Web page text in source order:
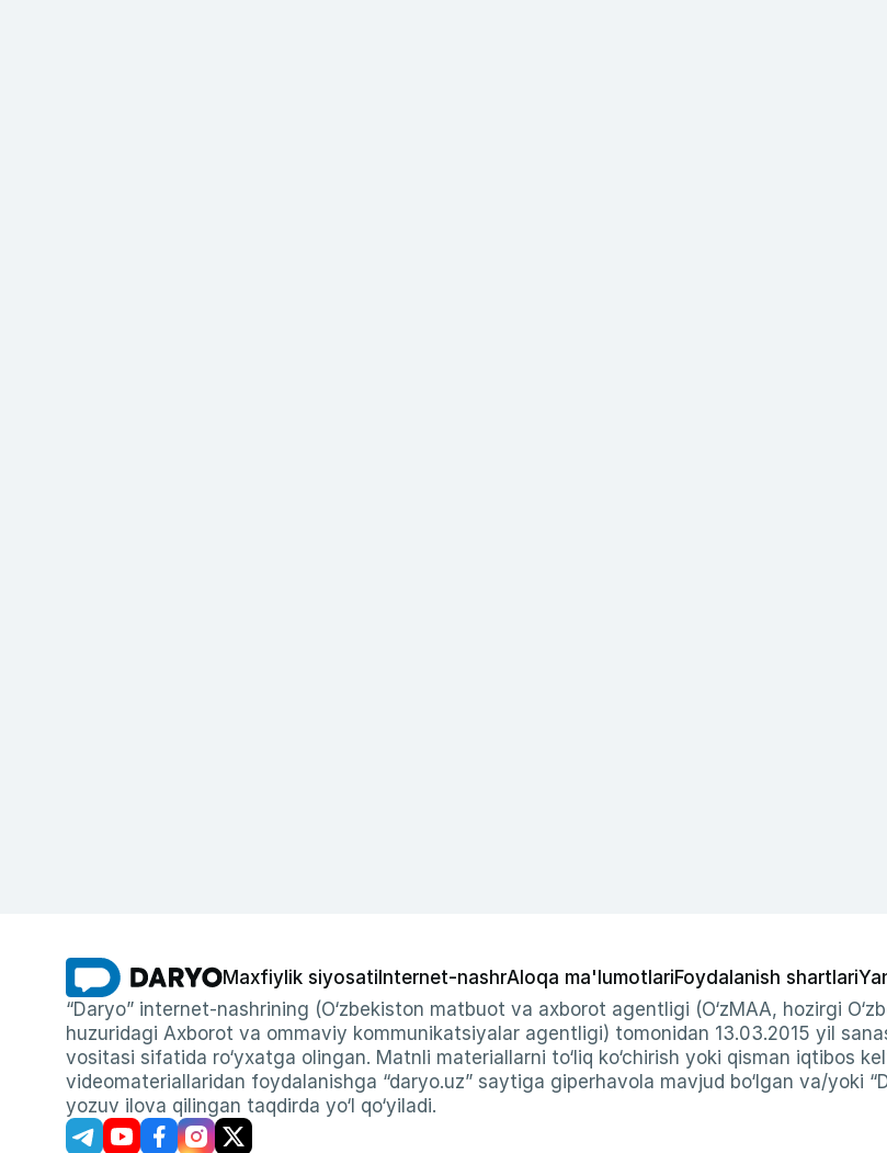
Maxfiylik siyosati Internet-nashrAloqa ma'lumotlariFoydalanish shartlari
“Daryo” internet-nashrining (O‘zbekiston matbuot va axborot agentligi (O‘zMAA, hozirgi
huzuridagi Axborot va ommaviy kommunikatsiyalar agentligi) tomonidan 13.03.2015 yil
vositasi sifatida ro‘yxatga olingan. Matnli materiallarni to‘liq ko‘chirish yoki qisman iqtibos
videomateriallaridan foydalanishga “daryo.uz” saytiga giperhavola mavjud bo‘lgan va/yoki
yozuv ilova qilingan taqdirda yo‘l qo‘yiladi.